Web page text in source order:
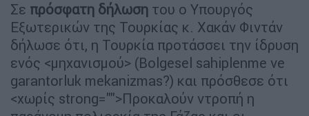
Σε πρόσφατη δήλωση του ο Υπουργός
Εξωτερικών της Τουρκίας κ. Χακάν Φιντάν
δήλωσε ότι, η Τουρκία προτάσσει την ίδρυση
ενός <μηχανισμού> (Bolgesel sahiplenme ve
garantorluk mekanizmas?) και πρόσθεσε ότι
<χωρίς strong="">Προκαλούν ντροπή η